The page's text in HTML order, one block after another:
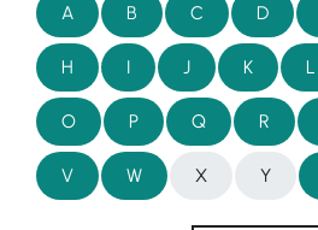
A B C D
H I J K L
O P Q R
V W X Y